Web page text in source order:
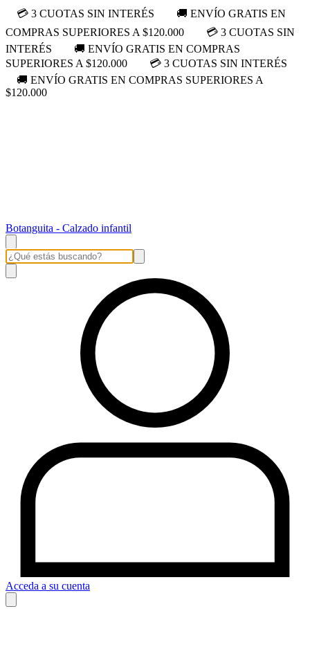
💳 3 CUOTAS SIN INTERÉS
🚚 ENVÍO GRATIS EN
COMPRAS SUPERIORES A $120.000
💳 3 CUOTAS SIN
INTERÉS
🚚 ENVÍO GRATIS EN COMPRAS
SUPERIORES A $120.000
💳 3 CUOTAS SIN INTERÉS
🚚 ENVÍO GRATIS EN COMPRAS SUPERIORES A
$120.000
Botanguita - Calzado infantil
Acceda a su cuenta